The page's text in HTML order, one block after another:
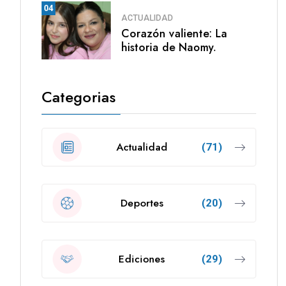
04
ACTUALIDAD
Corazón valiente: La
historia de Naomy.
Categorias
Actualidad (71)
Deportes (20)
Ediciones (29)